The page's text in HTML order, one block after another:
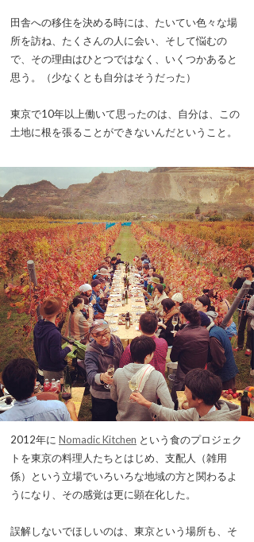
田舎への移住を決める時には、たいてい色々な場
所を訪ね、たくさんの人に会い、そして悩むの
で、その理由はひとつではなく、いくつかあると
思う。（少なくとも自分はそうだった）
東京で10年以上働いて思ったのは、自分は、この
土地に根を張ることができないんだということ。
2012年に Nomadic Kitchen という食のプロジェク
トを東京の料理人たちとはじめ、支配人（雑用
係）という立場でいろいろな地域の方と関わるよ
うになり、その感覚は更に顕在化した。
誤解しないでほしいのは、東京という場所も、そ